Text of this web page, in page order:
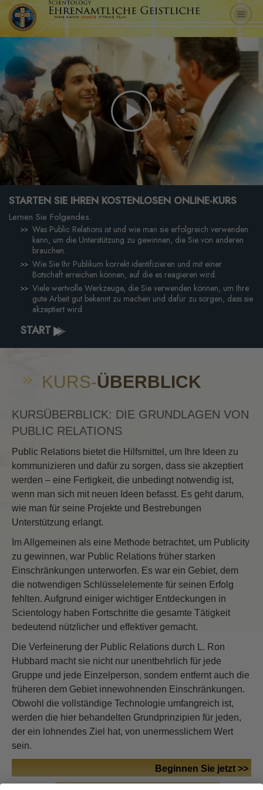
Play
Video
STARTEN SIE IHREN KOSTENLOSEN ONLINE-KURS
Lernen Sie Folgendes:
Was Public Relations ist und wie man sie erfolgreich verwenden
kann, um die Unterstützung zu gewinnen, die Sie von anderen
brauchen.
Wie Sie Ihr Publikum korrekt identifizieren und mit einer
Botschaft erreichen können, auf die es reagieren wird.
Viele wertvolle Werkzeuge, die Sie verwenden können, um Ihre
gute Arbeit gut bekannt zu machen und dafür zu sorgen, dass sie
akzeptiert wird.
START
KURS-ÜBERBLICK
KURSÜBERBLICK: DIE GRUNDLAGEN VON
PUBLIC RELATIONS
Public Relations bietet die Hilfsmittel, um Ihre Ideen zu
kommunizieren und dafür zu sorgen, dass sie akzeptiert
werden – eine Fertigkeit, die unbedingt notwendig ist,
wenn man sich mit neuen Ideen befasst. Es geht darum,
wie man für seine Projekte und Bestrebungen
Unterstützung erlangt.
Im Allgemeinen als eine Methode betrachtet, um Publicity
zu gewinnen, war Public Relations früher starken
Einschränkungen unterworfen. Es war ein Gebiet, dem
die notwendigen Schlüsselelemente für seinen Erfolg
fehlten. Aufgrund einiger wichtiger Entdeckungen in
Scientology haben Fortschritte die gesamte Tätigkeit
bedeutend nützlicher und effektiver gemacht.
Die Verfeinerung der Public Relations durch L. Ron
Hubbard macht sie nicht nur unentbehrlich für jede
Gruppe und jede Einzelperson, sondern entfernt auch die
früheren dem Gebiet innewohnenden Einschränkungen.
Obwohl die vollständige Technologie umfangreich ist,
werden die hier behandelten Grundprinzipien für jeden,
der ein lohnendes Ziel hat, von unermesslichem Wert
sein.
Beginnen Sie jetzt >>